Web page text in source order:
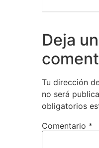
Deja un
Tu dirección
no será
obligatorios
Comentario *